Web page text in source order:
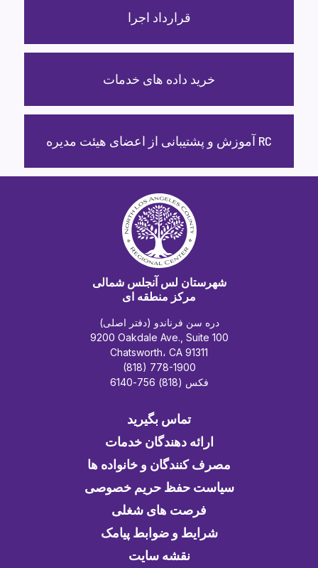
قرارداد اجرا
خرید داده های خدمات
آموزش و پشتیبانی از اعضای هیئت مدیره RC
شهرستان لس آنجلس شمالی
مرکز منطقه ای
دره سن فرناندو (دفتر اصلی)
9200 Oakdale Ave., Suite 100
Chatsworth، CA 91311
(818) 778-1900
فکس (818) 756-6140
تماس بگیرید
ارائه دهندگان خدمات
مصرف کنندگان و خانواده ها
سیاست حفظ حریم خصوصی
فرصت های شغلی
شرایط و ضوابط پیامک
نقشه سایت